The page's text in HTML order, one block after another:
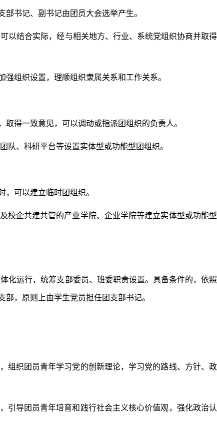
书记、副书记由团员大会选举产生。
以结合实际，经与相关地方、行业、系统党组织协商并取得
组织设置，理顺组织隶属关系和工作关系。
得一致意见，可以调动或指派团组织的负责人。
队、科研平台等设置实体型或功能型团组织。
可以建立临时团组织。
校企共建共管的产业学院、企业学院等建立实体型或功能型
化运行，统筹支部委员、班委职责设置。具备条件的，依照
，原则上由学生党员担任团支部书记。
组织团员青年学习党的创新理论，学习党的路线、方针、政
引导团员青年培育和践行社会主义核心价值观，强化政治认